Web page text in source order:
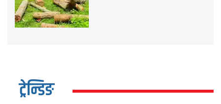
ट्रेन्डिङ